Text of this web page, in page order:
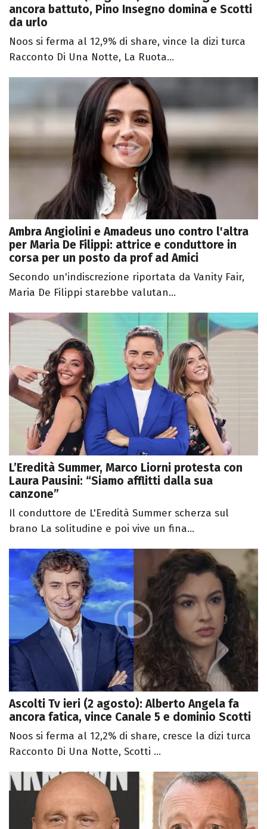
ancora battuto, Pino Insegno domina e Scotti
da urlo
Noos si ferma al 12,9% di share, vince la dizi turca
Racconto Di Una Notte, La Ruota...
Ambra Angiolini e Amadeus uno contro l'altra
per Maria De Filippi: attrice e conduttore in
corsa per un posto da prof ad Amici
Secondo un'indiscrezione riportata da Vanity Fair,
Maria De Filippi starebbe valutan...
L’Eredità Summer, Marco Liorni protesta con
Laura Pausini: “Siamo afflitti dalla sua
canzone”
Il conduttore de L'Eredità Summer scherza sul
brano La solitudine e poi vive un fina...
Ascolti Tv ieri (2 agosto): Alberto Angela fa
ancora fatica, vince Canale 5 e dominio Scotti
Noos si ferma al 12,2% di share, cresce la dizi turca
Racconto Di Una Notte, Scotti ...